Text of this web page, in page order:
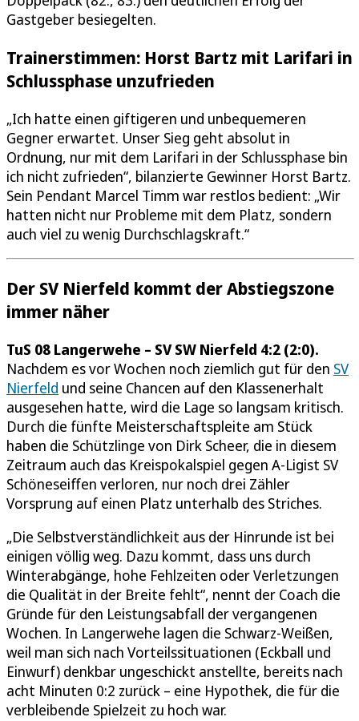
Gastgeber besiegelten.
Trainerstimmen: Horst Bartz mit Larifari in
Schlussphase unzufrieden
„Ich hatte einen giftigeren und unbequemeren
Gegner erwartet. Unser Sieg geht absolut in
Ordnung, nur mit dem Larifari in der Schlussphase bin
ich nicht zufrieden“, bilanzierte Gewinner Horst Bartz.
Sein Pendant Marcel Timm war restlos bedient: „Wir
hatten nicht nur Probleme mit dem Platz, sondern
auch viel zu wenig Durchschlagskraft.“
Der SV Nierfeld kommt der Abstiegszone
immer näher
TuS 08 Langerwehe – SV SW Nierfeld 4:2 (2:0).
Nachdem es vor Wochen noch ziemlich gut für den SV
Nierfeld und seine Chancen auf den Klassenerhalt
ausgesehen hatte, wird die Lage so langsam kritisch.
Durch die fünfte Meisterschaftspleite am Stück
haben die Schützlinge von Dirk Scheer, die in diesem
Zeitraum auch das Kreispokalspiel gegen A-Ligist SV
Schöneseiffen verloren, nur noch drei Zähler
Vorsprung auf einen Platz unterhalb des Striches.
„Die Selbstverständlichkeit aus der Hinrunde ist bei
einigen völlig weg. Dazu kommt, dass uns durch
Winterabgänge, hohe Fehlzeiten oder Verletzungen
die Qualität in der Breite fehlt“, nennt der Coach die
Gründe für den Leistungsabfall der vergangenen
Wochen. In Langerwehe lagen die Schwarz-Weißen,
weil man sich nach Vorteilssituationen (Eckball und
Einwurf) denkbar ungeschickt anstellte, bereits nach
acht Minuten 0:2 zurück – eine Hypothek, die für die
verbleibende Spielzeit zu hoch war.